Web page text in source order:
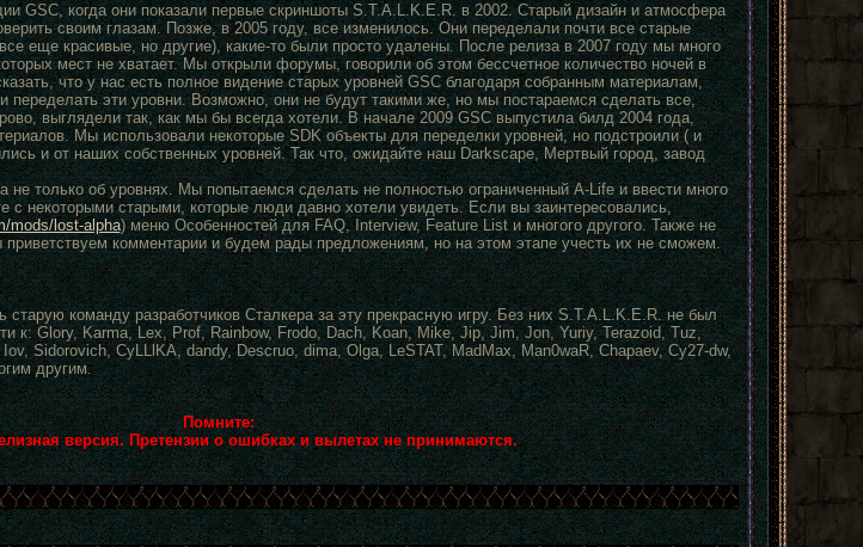
GSC, когда они показали первые скриншоты S.T.A.L.K.E.R. в 2002. Старый дизайн и атмосфера
своим глазам. Позже, в 2005 году, все изменилось. Они переделали почти все старые
еще красивые, но другие), какие-то были просто удалены. После релиза в 2007 году мы много
мест не хватает. Мы открыли форумы, говорили об этом бессчетное количество ночей в
что у нас есть полное видение старых уровней GSC благодаря собранным материалам,
эти уровни. Возможно, они не будут такими же, но мы постараемся сделать все,
выглядели так, как мы бы всегда хотели. В начале 2009 GSC выпустила билд 2004 года,
Мы использовали некоторые SDK объекты для переделки уровней, но подстроили ( и
и от наших собственных уровней. Так что, ожидайте наш Darkscape, Мертвый город, завод
не только об уровнях. Мы попытаемся сделать не полностью ограниченный A-Life и ввести много
с некоторыми старыми, которые люди давно хотели увидеть. Если вы заинтересовались,
mods/lost-alpha) меню Особенностей для FAQ, Interview, Feature List и многого другого. Также не
комментарии и будем рады предложениям, но на этом этапе учесть их не сможем.
команду разработчиков Сталкера за эту прекрасную игру. Без них S.T.A.L.K.E.R. не был
к: Glory, Karma, Lex, Prof, Rainbow, Frodo, Dach, Koan, Mike, Jip, Jim, Jon, Yuriy, Terazoid, Tuz,
Sidorovich, CyLLlKA, dandy, Descruo, dima, Olga, LeSTAT, MadMax, Man0waR, Chapaev, Cy27-dw,
другим.
Помните:
версия. Претензии о ошибках и вылетах не принимаются.